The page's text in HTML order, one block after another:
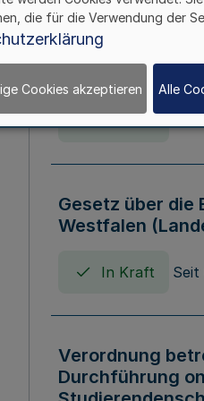
Verordnung
Nordrhein-
Gesetz über die
Westfalen
In Kraft Seit
Verordnung
Durchführung
die für die Verwendung der
Cookies akzeptieren Alle